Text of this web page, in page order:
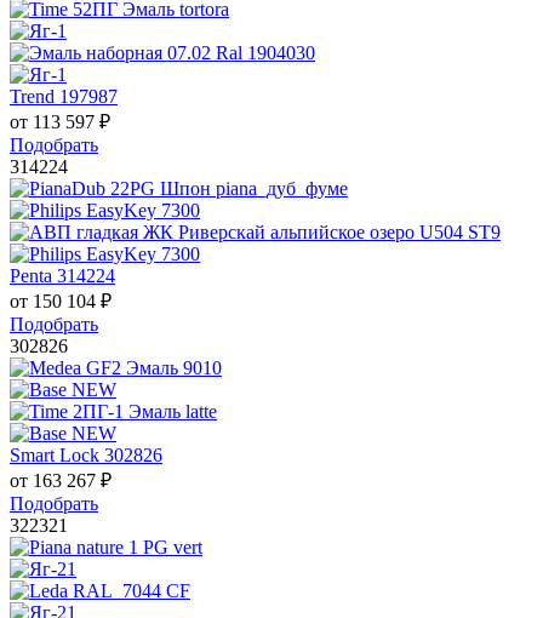
Trend 197987
от 113 597 ₽
Подобрать
314224
Penta 314224
от 150 104 ₽
Подобрать
302826
Smart Lock 302826
от 163 267 ₽
Подобрать
322321